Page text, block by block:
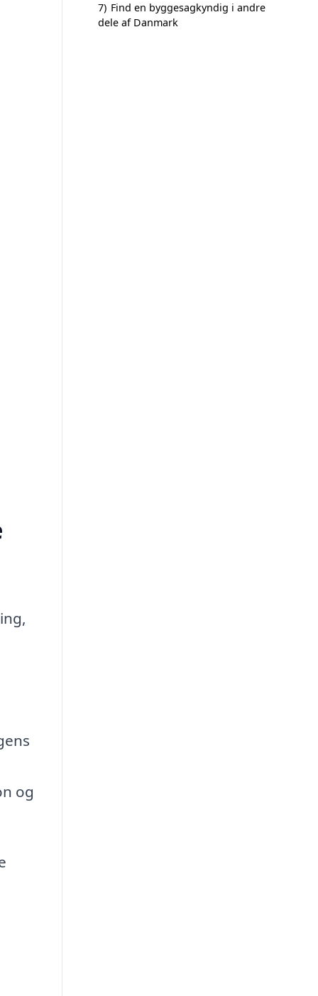
og
7) Find en byggesagkyndig i andre
dele af Danmark